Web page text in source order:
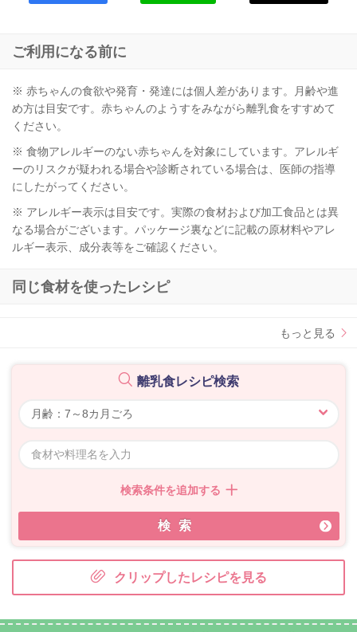
ご利用になる前に
※ 赤ちゃんの食欲や発育・発達には個人差があります。月齢や進
め方は目安です。赤ちゃんのようすをみながら離乳食をすすめて
ください。
※ 食物アレルギーのない赤ちゃんを対象にしています。アレルギ
ーのリスクが疑われる場合や診断されている場合は、医師の指導
にしたがってください。
※ アレルギー表示は目安です。実際の食材および加工食品とは異
なる場合がございます。パッケージ裏などに記載の原材料やアレ
ルギー表示、成分表等をご確認ください。
同じ食材を使ったレシピ
もっと見る
離乳食レシピ検索
検索条件を追加する
検索
クリップしたレシピを見る